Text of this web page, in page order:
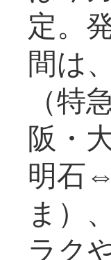
定。
間は
（
阪・
明石
ま）
ラク